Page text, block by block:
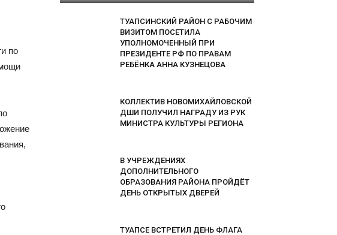
по
ТУАПСИНСКИЙ РАЙОН С РАБОЧИМ
ВИЗИТОМ ПОСЕТИЛА
УПОЛНОМОЧЕННЫЙ ПРИ
ПРЕЗИДЕНТЕ РФ ПО ПРАВАМ
РЕБЁНКА АННА КУЗНЕЦОВА
КОЛЛЕКТИВ НОВОМИХАЙЛОВСКОЙ
ДШИ ПОЛУЧИЛ НАГРАДУ ИЗ РУК
МИНИСТРА КУЛЬТУРЫ РЕГИОНА
В УЧРЕЖДЕНИЯХ
ДОПОЛНИТЕЛЬНОГО
ОБРАЗОВАНИЯ РАЙОНА ПРОЙДЁТ
ДЕНЬ ОТКРЫТЫХ ДВЕРЕЙ
ТУАПСЕ ВСТРЕТИЛ ДЕНЬ ФЛАГА